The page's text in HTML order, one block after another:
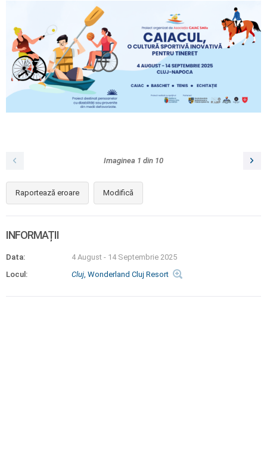
Imaginea 1 din 10
Raportează eroare Modifică
INFORMAȚII
Data: 4 August - 14 Septembrie 2025
Locul:
Cluj, Wonderland Cluj Resort